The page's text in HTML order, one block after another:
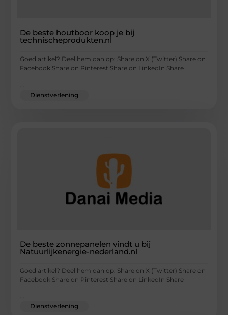
De beste houtboor koop je bij
technischeprodukten.nl
Goed artikel? Deel hem dan op: Share on X (Twitter) Share on
Facebook Share on Pinterest Share on LinkedIn Share
Dienstverlening
De beste zonnepanelen vindt u bij
Natuurlijkenergie-nederland.nl
Goed artikel? Deel hem dan op: Share on X (Twitter) Share on
Facebook Share on Pinterest Share on LinkedIn Share
...
Dienstverlening